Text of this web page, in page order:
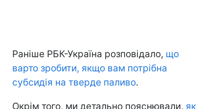
Раніше РБК-Україна розповідало, що
варто зробити, якщо вам потрібна
субсидія на тверде паливо.
Окрім того, ми детально пояснювали, як